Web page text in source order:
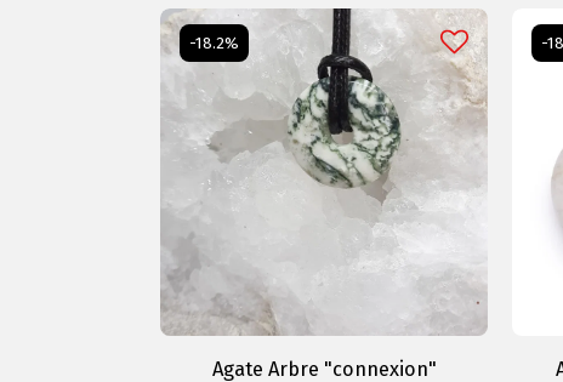
-18.2%
Agate Arbre "connexion"
-